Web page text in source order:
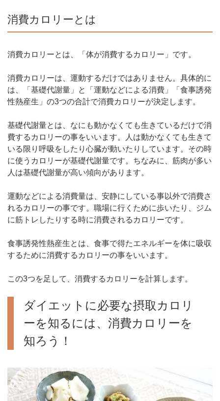
消費カロリーとは
消費カロリーとは、「体が消費するカロリー」です。
消費カロリーは、運動するだけではありません。具体的に
は、「基礎代謝量」と「運動などによる消費」「食事誘発
性熱産生」の3つの合計で消費カロリーが決定します。
基礎代謝量とは、なにも動かなくても生きているだけで消
費するカロリーの事をいいます。人は動かなくても生きて
いる限り呼吸をしたり心臓が動いたりしています。その時
に使うカロリーが基礎代謝量です。ちなみに、筋肉が多い
人は基礎代謝量が高い傾向があります。
運動などによる消費量は、安静にしている事以外で消費さ
れるカロリーの事です。職場に行くために歩いたり、ジム
に筋トレしたりする時に消費されるカロリーです。
食事誘発性熱産生とは、食事で得たエネルギーを体に吸収
するために消費するカロリーの事をいいます。
この3つを足して、消費するカロリーを計算します。
ダイエットに必要な摂取カロリ
ーを知るには、消費カロリーを
知ろう！